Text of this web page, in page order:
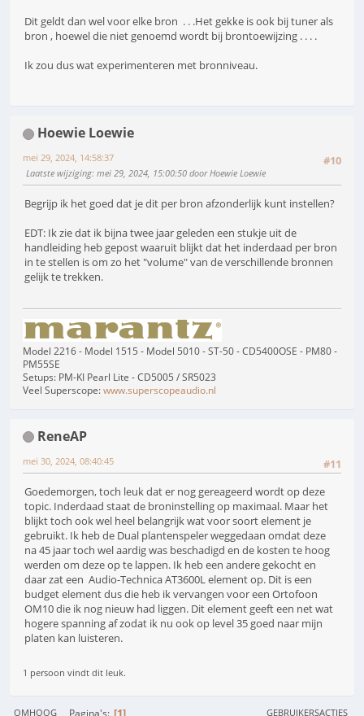
Dit geldt dan wel voor elke bron . . .Het gekke is ook bij tuner als
bron , hoewel die niet genoemd wordt bij brontoewijzing . . . .
Ik zou dus wat experimenteren met bronniveau.
Hoewie Loewie
#10
mei 29, 2024, 14:58:37
Laatste wijziging: mei 29, 2024, 15:00:50 door Hoewie Loewie
Begrijp ik het goed dat je dit per bron afzonderlijk kunt instellen?
EDT: Ik zie dat ik bijna twee jaar geleden een stukje uit de
handleiding heb gepost waaruit blijkt dat het inderdaad per bron
in te stellen is om zo het "volume" van de verschillende bronnen
gelijk te trekken.
Model 2216 - Model 1515 - Model 5010 - ST-50 - CD5400OSE - PM80 -
PM55SE
Setups: PM-KI Pearl Lite - CD5005 / SR5023
Veel Superscope:www.superscopeaudio.nl
ReneAP
#11
mei 30, 2024, 08:40:45
Goedemorgen, toch leuk dat er nog gereageerd wordt op deze
topic. Inderdaad staat de broninstelling op maximaal. Maar het
blijkt toch ook wel heel belangrijk wat voor soort element je
gebruikt. Ik heb de Dual plantenspeler weggedaan omdat deze
na 45 jaar toch wel aardig was beschadigd en de kosten te hoog
werden om deze op te lappen. Ik heb een andere gekocht en
daar zat een Audio-Technica AT3600L element op. Dit is een
budget element dus die heb ik vervangen voor een Ortofoon
OM10 die ik nog nieuw had liggen. Dit element geeft een net wat
hogere spanning af zodat ik nu ook op level 35 goed naar mijn
platen kan luisteren.
1 persoon vindt dit leuk.
OMHOOG Pagina's 1 GEBRUIKERSACTIES